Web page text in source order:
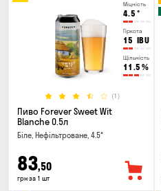
Міцність
4.5 °
Гіркота
15 IBU
Щільність
11.5 %
(1)
Пиво Forever Sweet Wit
Blanche 0.5л
Біле, Нефільтроване, 4.5°
83,50
грн за 1 шт